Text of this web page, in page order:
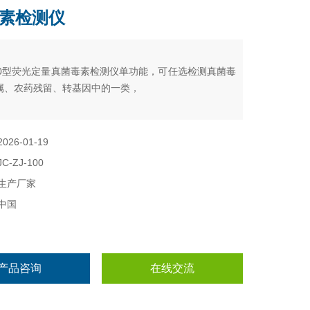
检测仪
荧光定量真菌毒素检测仪单功能，可任选检测真菌毒
、农药残留、转基因中的一类，
01-19
ZJ-100
产厂家
国
品咨询 在线交流